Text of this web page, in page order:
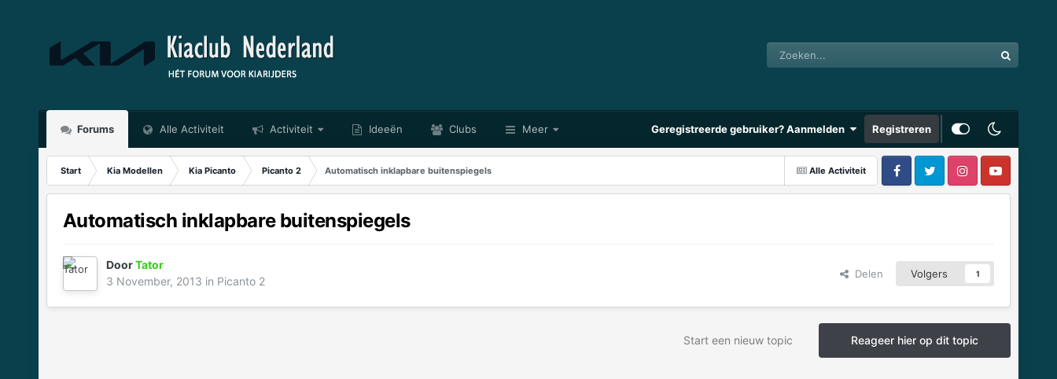
Forums Alle Activiteit Activiteit Ideeën Clubs Meer Geregistreerde gebruiker? Aanmelden Registreren
Alle Activiteit
Start Kia Modellen Kia Picanto Picanto 2 Automatisch inklapbare buitenspiegels
Automatisch inklapbare buitenspiegels
DoorTator
3 November, 2013 in Picanto 2
Delen Volgers 1
Reageer hier op dit topic
Start een nieuw topic